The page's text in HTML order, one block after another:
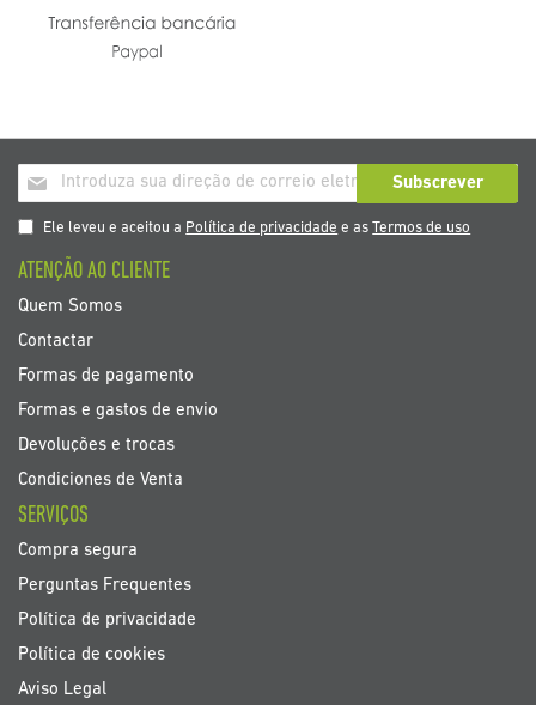
Inscrição
a
nosso
de
noticias
Subscrever
Ele leveu e aceitou a Política de privacidade e asTermos de uso
ATENÇÃO AO CLIENTE
Quem Somos
Contactar
Formas de pagamento
Formas e gastos de envio
Devoluções e trocas
Condiciones de Venta
SERVIÇOS
Compra segura
Perguntas Frequentes
Política de privacidade
Política de cookies
Aviso Legal